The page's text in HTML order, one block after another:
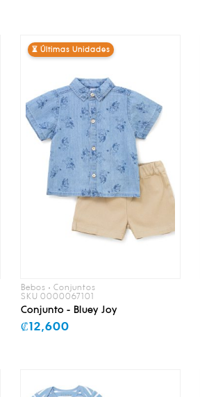
⏳ Últimas Unidades
Bebos • Conjuntos
SKU 0000067101
Conjunto - Bluey Joy
₡12,600